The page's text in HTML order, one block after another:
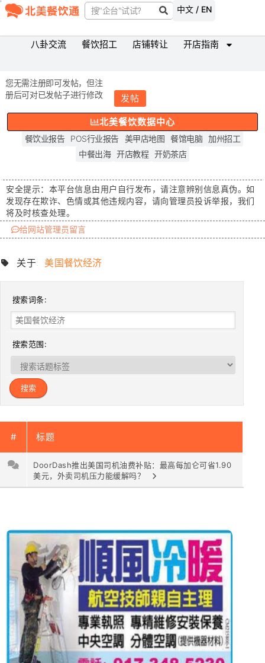
中文 / EN
八卦交流 餐饮招工 店铺转让 开店指南
您无需注册即可发帖，但注
册后可对已发帖子进行修改
发帖
北美餐饮数据中心
餐饮业报告 POS行业报告 美甲店地图 餐馆电脑
加州招工
中餐出海 开店教程 开奶茶店
安全提示： 本平台信息由用户自行发布，请注意辨别信息真伪。如
发现存在欺诈、色情或其他违规内容，请向管理员投诉举报，我们
将及时核查处理。
给网站管理员留言
关于: 美国餐饮经济
搜索词条:
搜索范围:
# 标题
DoorDash推出美国司机油费补贴：最高每加仑可省1.90
美元，外卖司机压力能缓解吗？